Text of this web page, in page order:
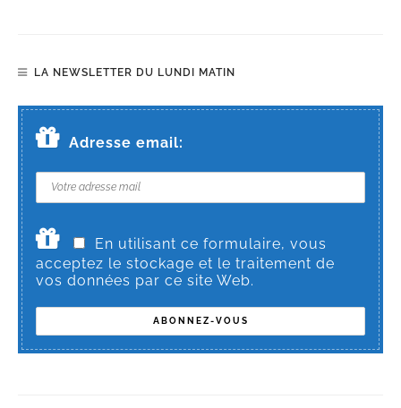
LA NEWSLETTER DU LUNDI MATIN
Adresse email:
En utilisant ce formulaire, vous
acceptez le stockage et le traitement de
vos données par ce site Web.